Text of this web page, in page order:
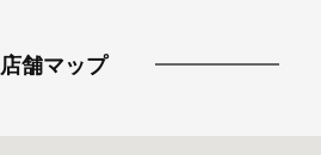
店舗マップ